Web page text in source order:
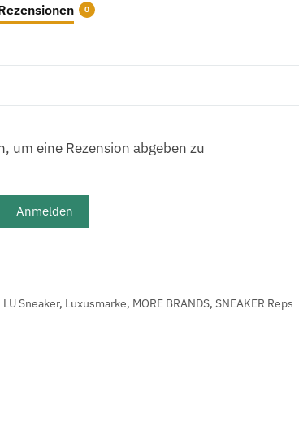
0
um eine Rezension abgeben zu
Anmelden
LU Sneaker, Luxusmarke, MORE BRANDS, SNEAKER Reps